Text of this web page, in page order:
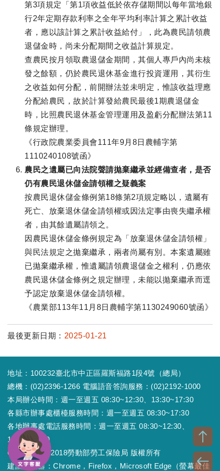
第3項規定「第1項收益低於依存儲期間以每年當地銀
行2年定期存款利率之全年平均利率計算之累計收益
者，應以該計算之累計收益給付」，此為農民請領農
退儲金時，尚未分配期間之收益計算規定。
查農民按月領取農退儲金期間，其個人專戶內尚未核
發之餘額，仍於農民退休基金進行投資運用，其衍生
之收益如何分配，前開辦法並未明定，惟該收益理應
分配給農民，故於計算發給農民最後1期農退儲金
時，比照農民退休基金管理運用及盈虧分配辦法第11
條規定辦理。
《行政院農業委員會111年9月8日農輔字第
1110240108號函》
農民之遺屬已向法院聲請拋棄繼承並經備查者，是否
仍有農民退休儲金請領權之疑義案
按農民退休儲金條例第18條第2項規定略以，遺屬有
死亡、放棄退休儲金請領權或因法定事由喪失繼承權
者，由其餘遺屬請領之。
因農民退休儲金條例規定為「放棄退休儲金請領權」
與民法規定之拋棄繼承，兩者尚屬有別。本案遺屬雖
已拋棄繼承權，惟遺屬請領農退儲金之權利，仍應依
農民退休儲金條例之規定辦理，未能以拋棄繼承而逕
予認定放棄退休儲金請領權。
《農業部113年11月8日農輔字第1130249060號函》
最後更新日期： 2025-01-21
地址：100232臺北市中正區羅斯福路1段4號（總局）
總機：(02)2396-1266 電腦語音答詢服務：(02)2192-1000
本局辦公時間：週一至週五 08:30~12:30、13:30~17:30
各縣市辦事處櫃檯服務時間：週一至週五 08:30~17:30
各地辦事處電話服務時間：週一至週五 08:30~12:30、
13:30~17:30
Copyright © 2018勞動部勞工保險局 版權所有
建議瀏覽器：Chrome，Firefox，Microsoft Edge（螢幕最佳